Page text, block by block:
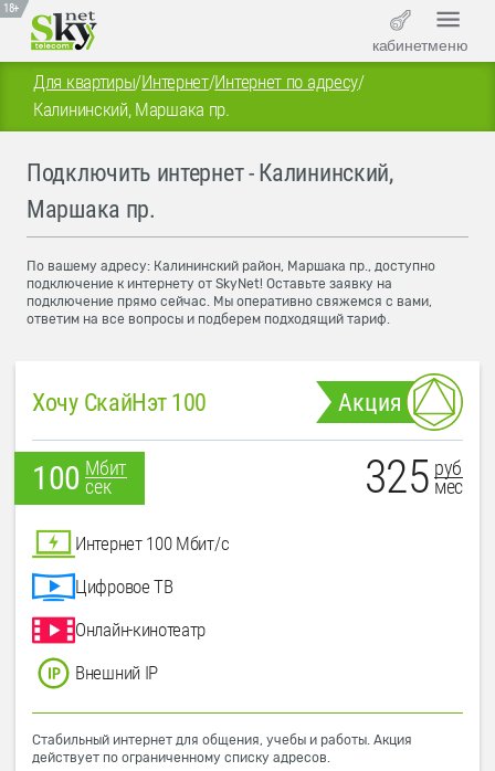
18+
кабинетменю
Для квартиры/Интернет/Интернет по адресу/
Калининский, Маршака пр.
Подключить интернет - Калининский,
Маршака пр.
По вашему адресу: Калининский район, Маршака пр., доступно
подключение к интернету от SkyNet! Оставьте заявку на
подключение прямо сейчас. Мы оперативно свяжемся с вами,
ответим на все вопросы и подберем подходящий тариф.
Хочу СкайНэт 100 Акция
100 Мбит
сек
325 руб
мес
Интернет 100 Мбит/с
Цифровое ТВ
Онлайн-кинотеатр
Внешний IP
Стабильный интернет для общения, учебы и работы. Акция
действует по ограниченному списку адресов.